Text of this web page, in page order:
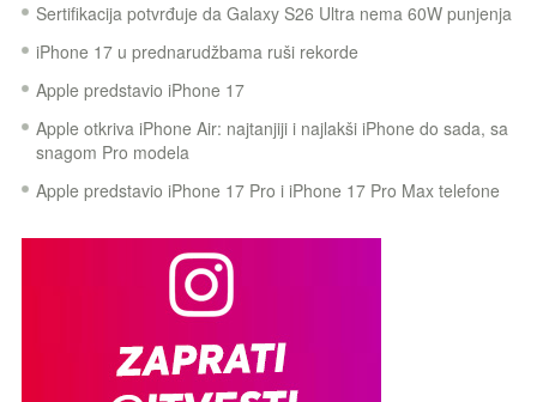
Sertifikacija potvrđuje da Galaxy S26 Ultra nema 60W punjenja
iPhone 17 u prednarudžbama ruši rekorde
Apple predstavio iPhone 17
Apple otkriva iPhone Air: najtanjiji i najlakši iPhone do sada, sa
snagom Pro modela
Apple predstavio iPhone 17 Pro i iPhone 17 Pro Max telefone